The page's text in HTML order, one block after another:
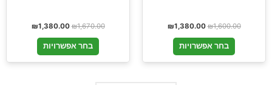
₪1,600.00
₪1,380.00
בחר אפשרויות
₪1,670.00
₪1,380.00
בחר אפשרויות